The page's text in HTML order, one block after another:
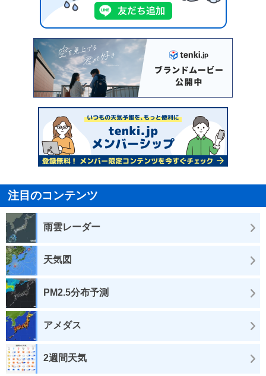
注目のコンテンツ
雨雲レーダー
天気図
PM2.5分布予測
アメダス
2週間天気